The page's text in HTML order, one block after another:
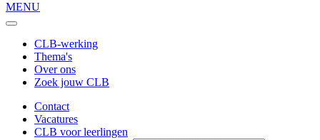
MENU
CLB-werking
Thema's
Over ons
Zoek jouw CLB
Contact
Vacatures
CLB voor leerlingen